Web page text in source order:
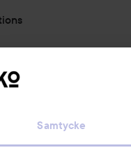
Samtycke